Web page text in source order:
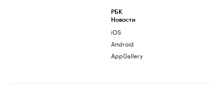
РБК
Новости
iOS
Android
AppGallery